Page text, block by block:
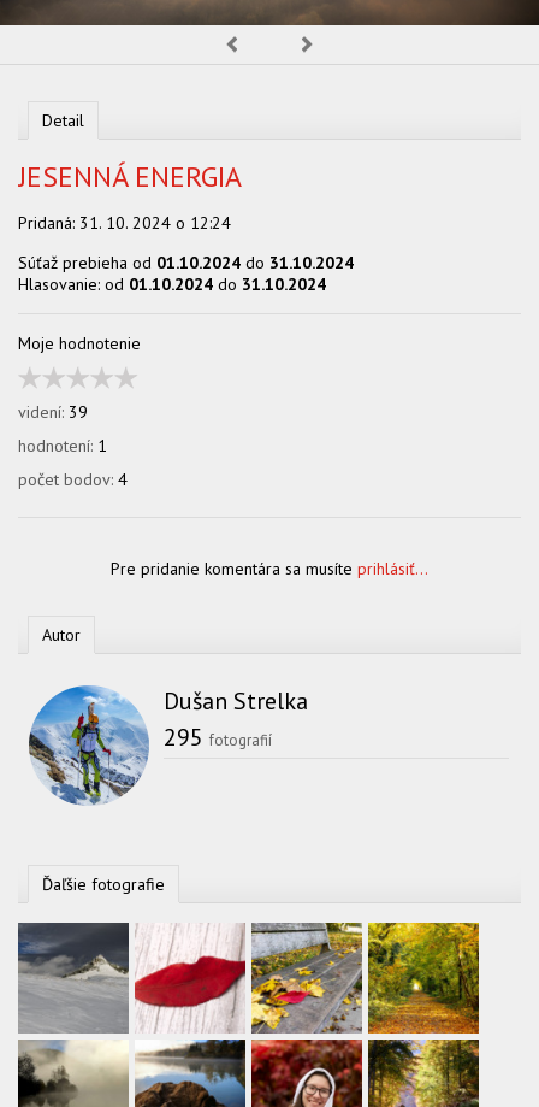
OBCHOD
Detail
JESENNÁ ENERGIA
Pridaná: 31. 10. 2024 o 12:24
Súťaž prebieha od 01.10.2024 do 31.10.2024
Hlasovanie: od 01.10.2024 do 31.10.2024
Moje hodnotenie
videní: 39
hodnotení: 1
počet bodov: 4
Pre pridanie komentára sa musíte prihlásiť...
Autor
Dušan Strelka
295 fotografií
Ďaľšie fotografie